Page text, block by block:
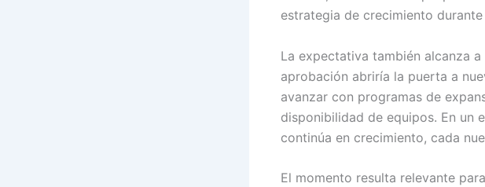
estrategia de crecimiento
La expectativa también alcanza
aprobación abriría la puerta a
avanzar con programas de
disponibilidad de equipos. En un
continúa en crecimiento, cada
El momento resulta relevante